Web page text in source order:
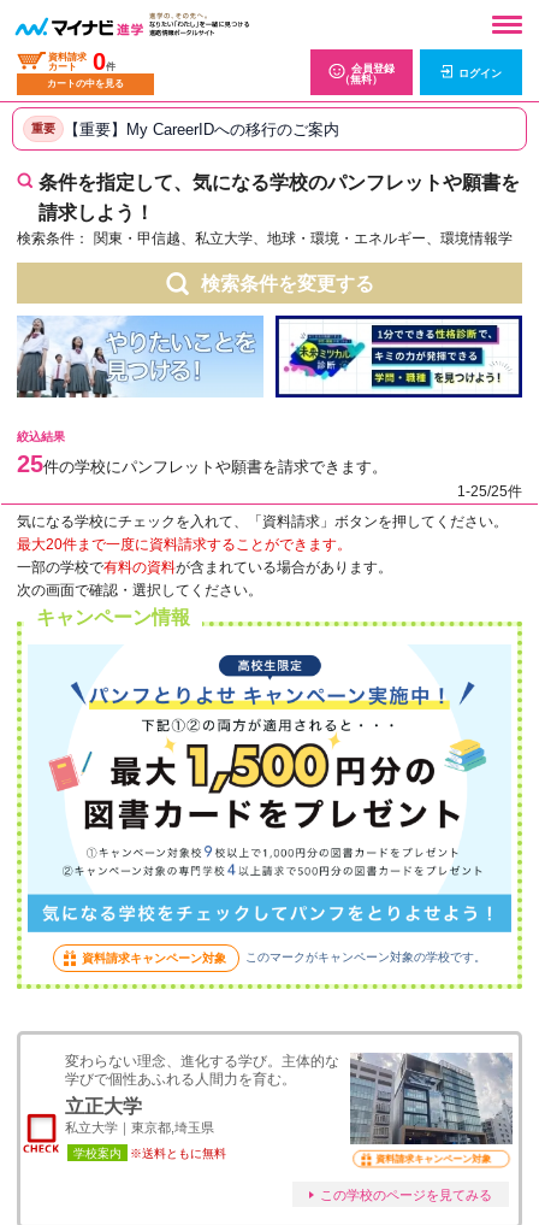
資料請求
カート
0件
カートの中を見る
会員登録
（無料）
ログイン
重要 【重要】My CareerIDへの移行のご案内
条件を指定して、気になる学校のパンフレットや願書を
請求しよう！
検索条件： 関東・甲信越、私立大学、地球・環境・エネルギー、環境情報学
検索条件を変更する
絞込結果
25件の学校にパンフレットや願書を請求できます。
1-25/25件
気になる学校にチェックを入れて、「資料請求」ボタンを押してください。
最大20件まで一度に資料請求することができます。
一部の学校で有料の資料が含まれている場合があります。
次の画面で確認・選択してください。
キャンペーン情報
資料請求キャンペーン対象 このマークがキャンペーン対象の学校です。
変わらない理念、進化する学び。主体的な
学びで個性あふれる人間力を育む。
立正大学
私立大学｜東京都,埼玉県
学校案内 ※送料ともに無料 資料請求キャンペーン対象
この学校のページを見てみる